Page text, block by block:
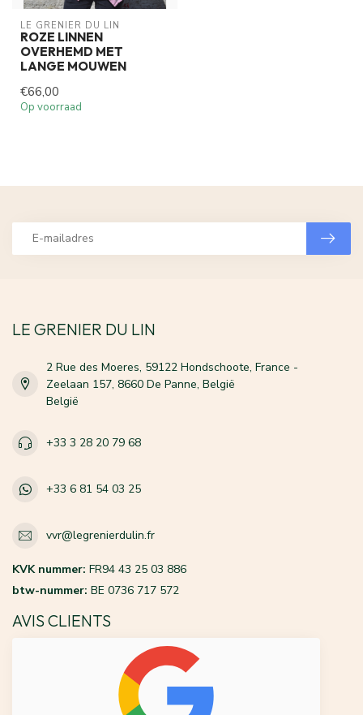
LE GRENIER DU LIN
ROZE LINNEN
OVERHEMD MET
LANGE MOUWEN
€66,00
Op voorraad
LE GRENIER DU LIN
2 Rue des Moeres, 59122 Hondschoote, France -
Zeelaan 157, 8660 De Panne, België
België
+33 3 28 20 79 68
+33 6 81 54 03 25
vvr@legrenierdulin.fr
KVK nummer: FR94 43 25 03 886
btw-nummer: BE 0736 717 572
AVIS CLIENTS